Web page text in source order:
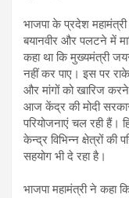
भाजपा के प्रदेश
बयानवीर और पलटने में
कहा था कि मुख्यमंत्री
नहीं कर पाए। इस पर
और मांगों को खारिज
आज केंद्र की मोदी
परियोजनाएं चल रही
केन्द्र विभिन्न क्षेत्रों
सहयोग भी दे रहा है।
भाजपा महामंत्री ने कहा